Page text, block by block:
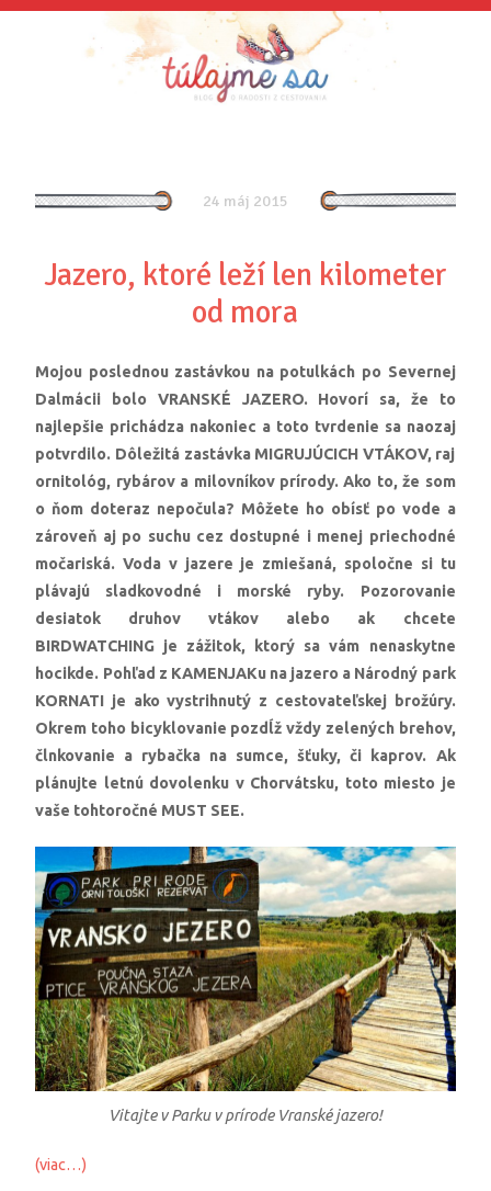
24 máj 2015
Jazero, ktoré leží len kilometer
od mora
Mojou poslednou zastávkou na potulkách po Severnej
Dalmácii bolo VRANSKÉ JAZERO. Hovorí sa, že to
najlepšie prichádza nakoniec a toto tvrdenie sa naozaj
potvrdilo. Dôležitá zastávka MIGRUJÚCICH VTÁKOV, raj
ornitológ, rybárov a milovníkov prírody. Ako to, že som
o ňom doteraz nepočula? Môžete ho obísť po vode a
zároveň aj po suchu cez dostupné i menej priechodné
močariská. Voda v jazere je zmiešaná, spoločne si tu
plávajú sladkovodné i morské ryby. Pozorovanie
desiatok druhov vtákov alebo ak chcete
BIRDWATCHING je zážitok, ktorý sa vám nenaskytne
hocikde. Pohľad z KAMENJAKu na jazero a Národný park
KORNATI je ako vystrihnutý z cestovateľskej brožúry.
Okrem toho bicyklovanie pozdĺž vždy zelených brehov,
člnkovanie a rybačka na sumce, šťuky, či kaprov. Ak
plánujte letnú dovolenku v Chorvátsku, toto miesto je
vaše tohtoročné MUST SEE.
Vitajte v Parku v prírode Vranské jazero!
(viac…)